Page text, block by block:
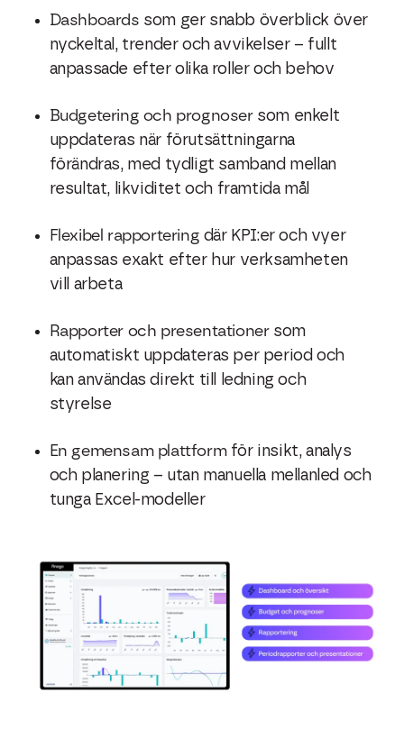
Dashboards som ger snabb överblick över
nyckeltal, trender och avvikelser – fullt
anpassade efter olika roller och behov
Budgetering och prognosersom enkelt
uppdateras när förutsättningarna
förändras, med tydligt samband mellan
resultat, likviditet och framtida mål
Flexibel rapportering där KPI:er och vyer
anpassas exakt efter hur verksamheten
vill arbeta
Rapporter och presentationersom
automatiskt uppdateras per period och
kan användas direkt till ledning och
styrelse
En gemensam plattformför insikt, analys
och planering – utan manuella mellanled och
tunga Excel-modeller